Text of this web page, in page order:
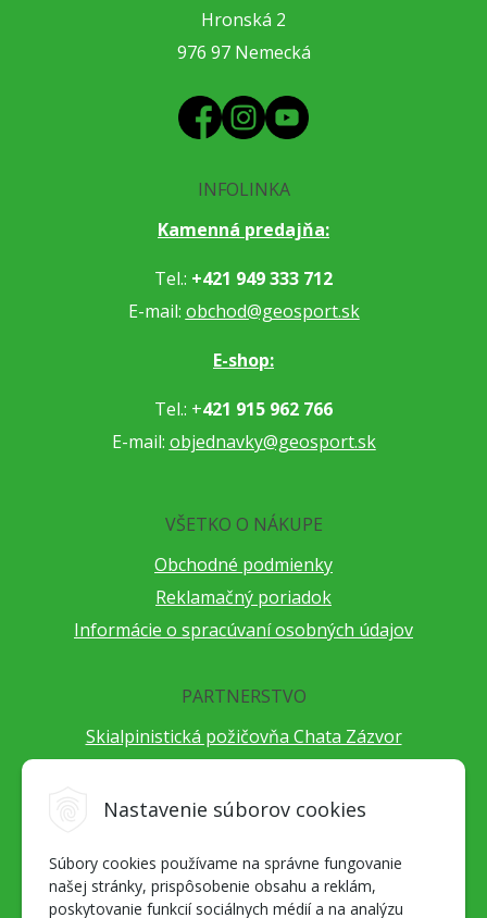
Nastavenie súborov cookies
Súbory cookies používame na správne fungovanie
našej stránky, prispôsobenie obsahu a reklám,
poskytovanie funkcií sociálnych médií a na analýzu
Hronská 2
976 97 Nemecká
INFOLINKA
Kamenná predajňa:
Tel.: +421 949 333 712
E-mail: obchod@geosport.sk
E-shop:
Tel.: +421 915 962 766
E-mail: objednavky@geosport.sk
VŠETKO O NÁKUPE
Obchodné podmienky
Reklamačný poriadok
Informácie o spracúvaní osobných údajov
PARTNERSTVO
Skialpinistická požičovňa Chata Zázvor
Cestovateľský festival Cestou necestou
Alpenverein Slovensko
Hore-dole Derešom